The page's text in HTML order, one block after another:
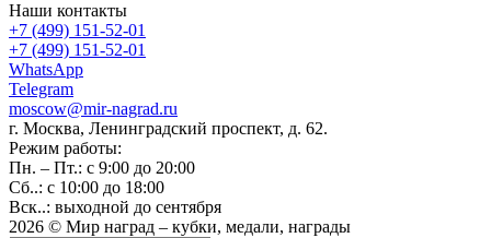
Наши контакты
+7 (499) 151-52-01
+7 (499) 151-52-01
WhatsApp
Telegram
moscow@mir-nagrad.ru
г. Москва, Ленинградский проспект, д. 62.
Режим работы:
Пн. – Пт.: с 9:00 до 20:00
Сб..: с 10:00 до 18:00
Вск..: выходной до сентября
2026 © Мир наград – кубки, медали, награды